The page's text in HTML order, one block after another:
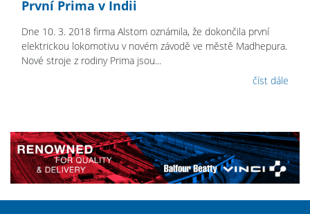
První Prima v Indii
Dne 10. 3. 2018 firma Alstom oznámila, že dokončila první
elektrickou lokomotivu v novém závodě ve městě Madhepura.
Nové stroje z rodiny Prima jsou...
číst dále